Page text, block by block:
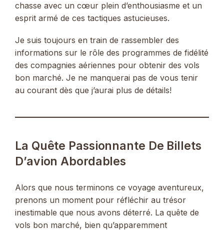
chasse avec un cœur plein d’enthousiasme et un
esprit armé de ces tactiques astucieuses.
Je suis toujours en train de rassembler des
informations sur le rôle des programmes de fidélité
des compagnies aériennes pour obtenir des vols
bon marché. Je ne manquerai pas de vous tenir
au courant dès que j’aurai plus de détails!
La Quête Passionnante De Billets
D’avion Abordables
Alors que nous terminons ce voyage aventureux,
prenons un moment pour réfléchir au trésor
inestimable que nous avons déterré. La quête de
vols bon marché, bien qu’apparemment